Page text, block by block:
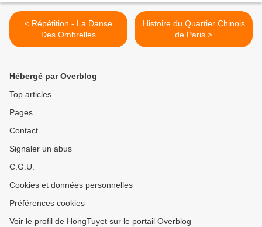
< Répétition - La Danse
Des Ombrelles
Histoire du Quartier Chinois
de Paris >
Hébergé par Overblog
Top articles
Pages
Contact
Signaler un abus
C.G.U.
Cookies et données personnelles
Préférences cookies
Voir le profil de HongTuyet sur le portail Overblog